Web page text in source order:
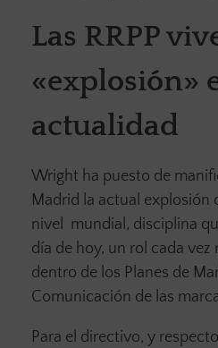
Las RRPP
«explosión»
actualidad
Wright ha puesto de
Madrid la actual explosión
nivel mundial, disciplina
día de hoy, un rol cada
dentro de los Planes de
Comunicación de las
Para el directivo, y